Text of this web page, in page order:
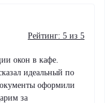
Рейтинг: 5 из 5
окон в кафе.
идеальный по
оформили
за